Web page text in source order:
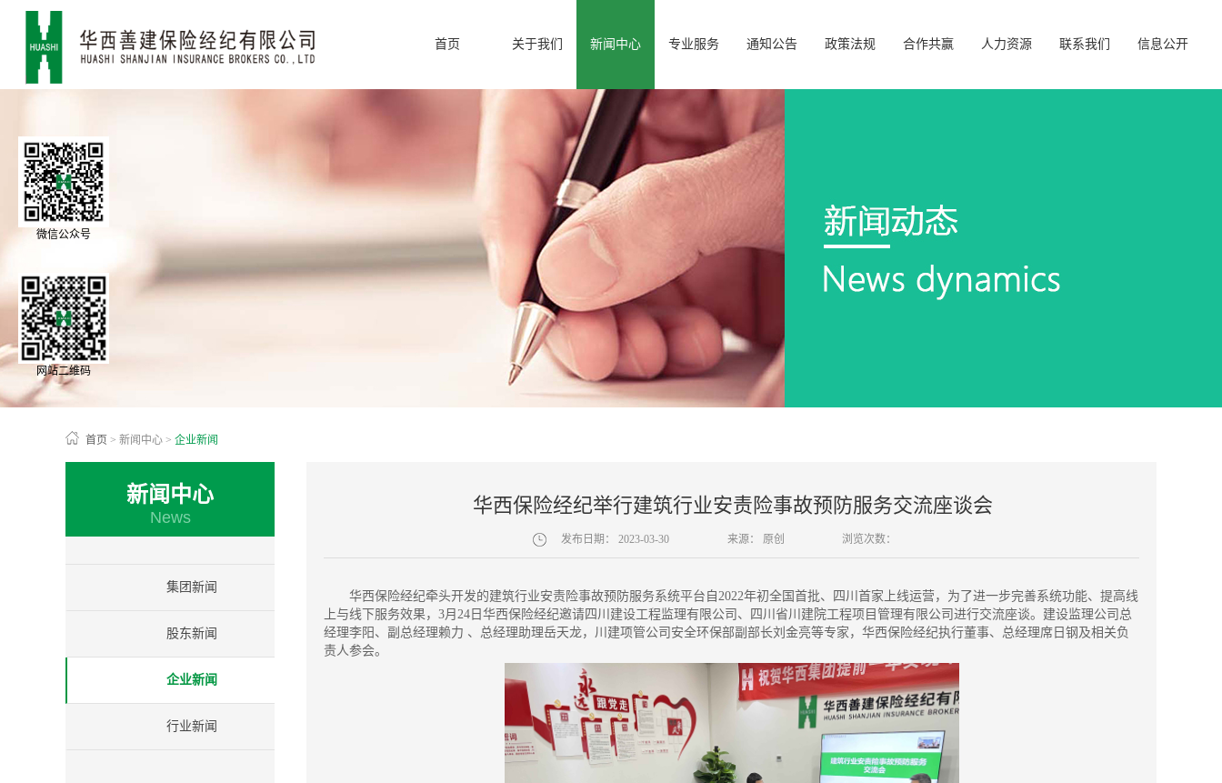
首页 关于我们 新闻中心 专业服务 通知公告 政策法规 合作共赢 人力资源 联系我们 信息公开
首页 > 新闻中心 > 企业新闻
新闻中心
News
集团新闻
股东新闻
企业新闻
行业新闻
华西保险经纪举行建筑行业安责险事故预防服务交流座谈会
发布日期： 2023-03-30 来源： 原创 浏览次数：
华西保险经纪牵头开发的建筑行业安责险事故预防服务系统平台自2022年初全国首批、四川首家上线运营，为了进一步完善系统功能、提高线
上与线下服务效果，3月24日华西保险经纪邀请四川建设工程监理有限公司、四川省川建院工程项目管理有限公司进行交流座谈。建设监理公司总
经理李阳、副总经理赖力 、总经理助理岳天龙，川建项管公司安全环保部副部长刘金亮等专家，华西保险经纪执行董事、总经理席日钢及相关负
责人参会。
网站二维码
微信公众号